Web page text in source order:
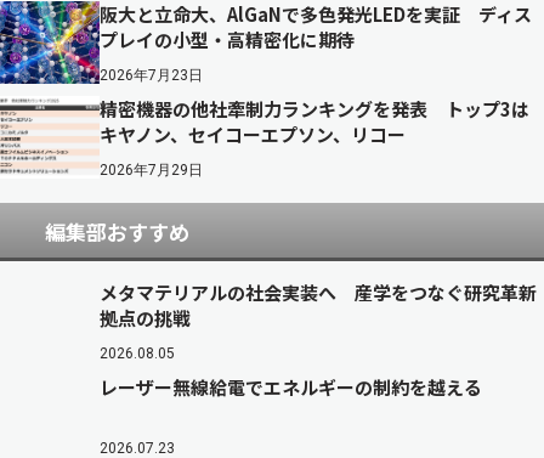
阪大と立命大、AlGaNで多色発光LEDを実証 ディス
プレイの小型・高精密化に期待
2026年7月23日
精密機器の他社牽制力ランキングを発表 トップ3は
キヤノン、セイコーエプソン、リコー
2026年7月29日
編集部おすすめ
メタマテリアルの社会実装へ 産学をつなぐ研究革新
拠点の挑戦
2026.08.05
レーザー無線給電でエネルギーの制約を越える
2026.07.23